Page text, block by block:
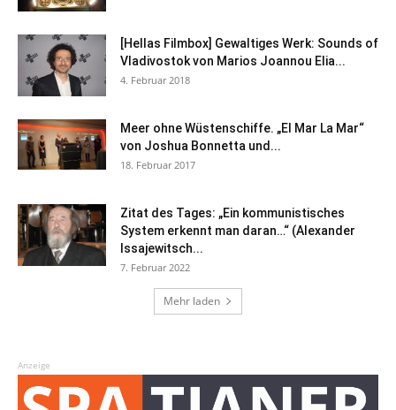
[Hellas Filmbox] Gewaltiges Werk: Sounds of
Vladivostok von Marios Joannou Elia...
4. Februar 2018
Meer ohne Wüstenschiffe. „El Mar La Mar“
von Joshua Bonnetta und...
18. Februar 2017
Zitat des Tages: „Ein kommunistisches
System erkennt man daran…“ (Alexander
Issajewitsch...
7. Februar 2022
Mehr laden
Anzeige